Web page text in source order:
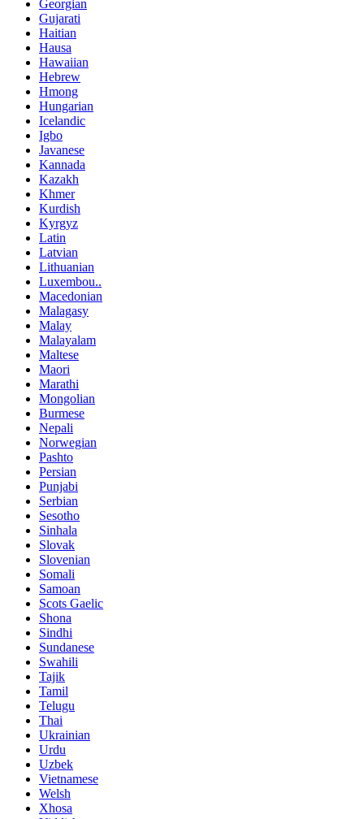
Georgian
Gujarati
Haitian
Hausa
Hawaiian
Hebrew
Hmong
Hungarian
Icelandic
Igbo
Javanese
Kannada
Kazakh
Khmer
Kurdish
Kyrgyz
Latin
Latvian
Lithuanian
Luxembou..
Macedonian
Malagasy
Malay
Malayalam
Maltese
Maori
Marathi
Mongolian
Burmese
Nepali
Norwegian
Pashto
Persian
Punjabi
Serbian
Sesotho
Sinhala
Slovak
Slovenian
Somali
Samoan
Scots Gaelic
Shona
Sindhi
Sundanese
Swahili
Tajik
Tamil
Telugu
Thai
Ukrainian
Urdu
Uzbek
Vietnamese
Welsh
Xhosa